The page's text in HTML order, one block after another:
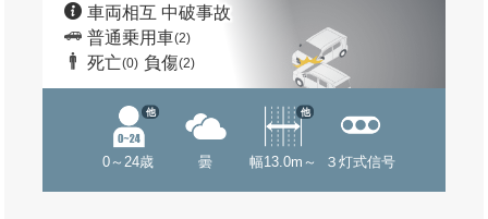
車両相互 中破事故
普通乗用車(2)
死亡(0) 負傷(2)
0～24歳
他
曇 幅13.0m～
他
３灯式信号